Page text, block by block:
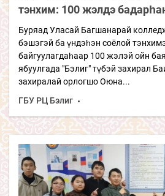
тэнхим: 100 жэлдэ
Буряад Уласай Багшанарай
бэшэгэй ба үндэһэн соёлой
байгуулагдаһаар 100 жэлэй ойн
ябуулгада "Бэлиг" түбэй захирал
захиралай орлогшо Оюна...
ГБУ РЦ Бэлиг